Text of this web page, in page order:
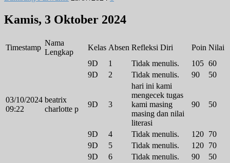
Kamis, 3 Oktober 2024
Timestamp
Nama
Lengkap
Kelas Absen Refleksi Diri Poin Nilai
9D
1 Tidak menulis. 105 60
9D
2 Tidak menulis. 90 50
03/10/2024
09:22
beatrix
charlotte p
9D 3
hari ini kami
mengecek tugas
kami masing
masing dan nilai
literasi
90 50
9D 4 Tidak menulis. 120 70
9D
5 Tidak menulis. 120 70
9D
6 Tidak menulis. 90
50